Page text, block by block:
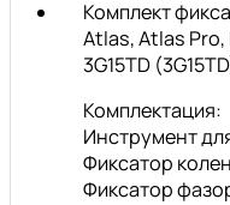
Комплект
Atlas, Atlas Pro,
3G15TD
Комплектация:
Инструмент
Фиксатор
Фиксатор